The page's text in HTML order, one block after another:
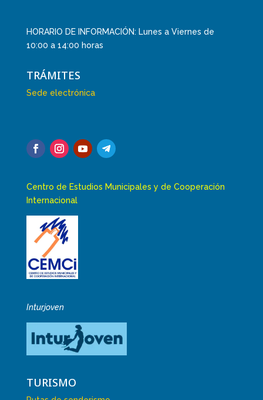
HORARIO DE INFORMACIÓN: Lunes a Viernes de
10:00 a 14:00 horas
TRÁMITES
Sede electrónica
Centro de Estudios Municipales y de Cooperación
Internacional
Inturjoven
TURISMO